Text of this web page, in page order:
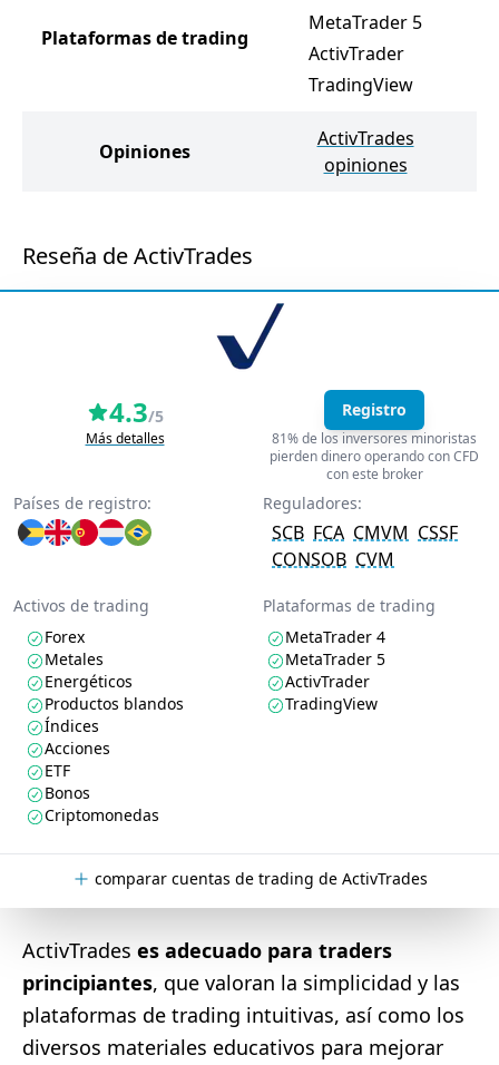
Plataformas de trading
MetaTrader 5
ActivTrader
TradingView
Opiniones
ActivTrades
opiniones
Reseña de ActivTrades
4.3/5
Más detalles
Registro
81% de los inversores minoristas
pierden dinero operando con CFD
con este broker
Países de registro: Reguladores:
SCB FCA CMVM CSSF
CONSOB CVM
Activos de trading
Forex
Metales
Energéticos
Productos blandos
Índices
Acciones
ETF
Bonos
Criptomonedas
Plataformas de trading
MetaTrader 4
MetaTrader 5
ActivTrader
TradingView
comparar cuentas de trading de ActivTrades
ActivTrades es adecuado para traders
principiantes, que valoran la simplicidad y las
plataformas de trading intuitivas, así como los
diversos materiales educativos para mejorar